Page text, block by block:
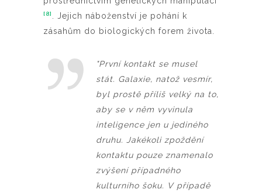
[8]
. Jejich náboženství je pohání k
zásahům do biologických forem života.
"První kontakt se musel
stát. Galaxie, natož vesmír,
byl prostě příliš velký na to,
aby se v něm vyvinula
inteligence jen u jediného
druhu. Jakékoli zpoždění
kontaktu pouze znamenalo
zvýšení případného
kulturního šoku. V případě